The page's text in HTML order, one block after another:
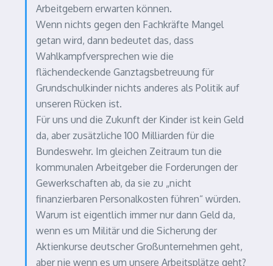
Arbeitgebern erwarten können.
Wenn nichts gegen den Fachkräfte Mangel
getan wird, dann bedeutet das, dass
Wahlkampfversprechen wie die
flächendeckende Ganztagsbetreuung für
Grundschulkinder nichts anderes als Politik auf
unseren Rücken ist.
Für uns und die Zukunft der Kinder ist kein Geld
da, aber zusätzliche 100 Milliarden für die
Bundeswehr. Im gleichen Zeitraum tun die
kommunalen Arbeitgeber die Forderungen der
Gewerkschaften ab, da sie zu „nicht
finanzierbaren Personalkosten führen“ würden.
Warum ist eigentlich immer nur dann Geld da,
wenn es um Militär und die Sicherung der
Aktienkurse deutscher Großunternehmen geht,
aber nie wenn es um unsere Arbeitsplätze geht?